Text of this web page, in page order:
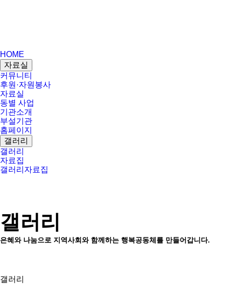
HOME
자료실
커뮤니티
후원·자원봉사
자료실
동별 사업
기관소개
부설기관
홈페이지
갤러리
갤러리
자료집
갤러리 자료집
갤러리
은혜와 나눔으로 지역사회와 함께하는 행복공동체를 만들어갑니다.
갤러리